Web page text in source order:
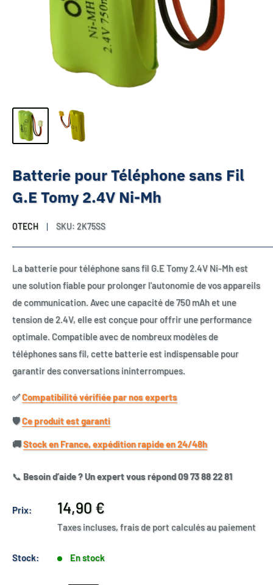
Batterie pour Téléphone sans Fil
G.E Tomy 2.4V Ni-Mh
OTECH SKU: 2K75SS
La batterie pour téléphone sans fil G.E Tomy 2.4V Ni-Mh est
une solution fiable pour prolonger l'autonomie de vos appareils
de communication. Avec une capacité de 750 mAh et une
tension de 2.4V, elle est conçue pour offrir une performance
optimale. Compatible avec de nombreux modèles de
téléphones sans fil, cette batterie est indispensable pour
garantir des conversations ininterrompues.
✅​Compatibilité vérifiée par nos experts
🛡️​Ce produit est garanti
🚚​Stock en France, expédition rapide en 24/48h
📞 Besoin d’aide ? Un expert vous répond 09 73 88 22 81
Prix:
Prix
réduit
14,90 €
Taxes incluses, frais de port calculés au paiement
Stock: En stock